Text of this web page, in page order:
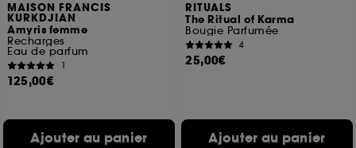
MAISON FRANCIS
KURKDJIAN
Amyris femme
Recharges
Eau de parfum
1
125,00€
Ajouter au panier
RITUALS
The Ritual of Karma
Bougie Parfumée
4
25,00€
Ajouter au panier